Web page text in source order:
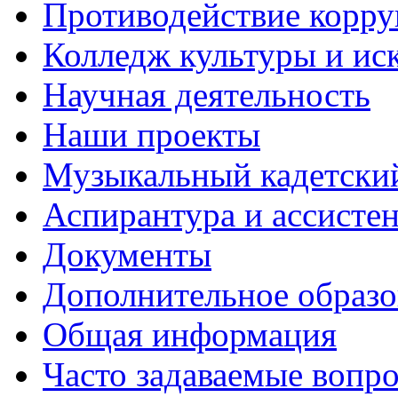
Противодействие
Колледж культуры и
Научная деятельность
Наши проекты
Музыкальный
Аспирантура и
Документы
Дополнительное
Общая информация
Часто задаваемые